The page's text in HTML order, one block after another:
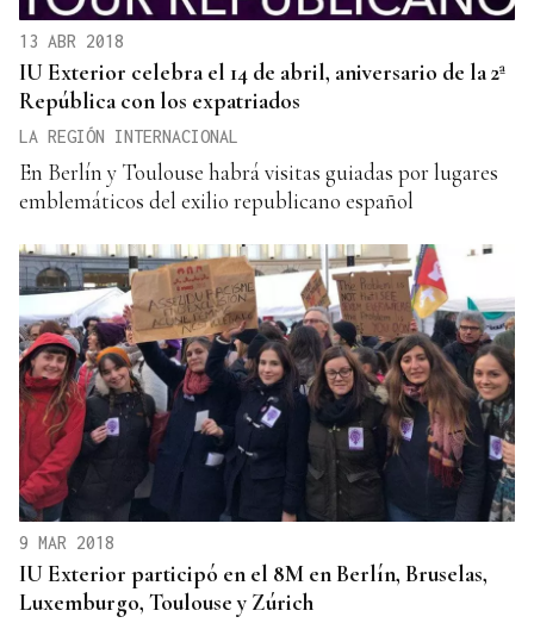
13 ABR 2018
IU Exterior celebra el 14 de abril, aniversario de la 2ª
República con los expatriados
LA REGIÓN INTERNACIONAL
En Berlín y Toulouse habrá visitas guiadas por lugares
emblemáticos del exilio republicano español
9 MAR 2018
IU Exterior participó en el 8M en Berlín, Bruselas,
Luxemburgo, Toulouse y Zúrich